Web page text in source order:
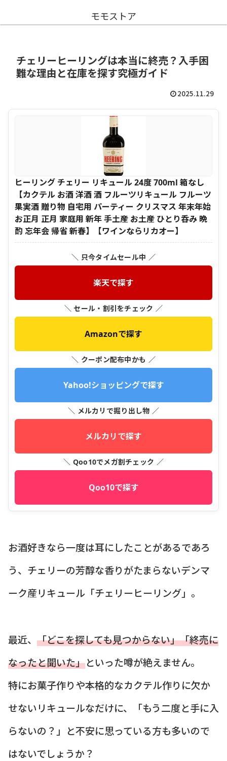
モモストア
チェリーヒーリングは本当に終売？入手困
難な理由と在庫を探す究極ガイド
2025.11.29
ヒーリング チェリー リキュール 24度 700ml 箱なし
【カクテル お酒 洋酒 酒 フルーツリキュール フルーツ
果実酒 贈り物 自宅用 パーティー クリスマス 年末年始
お正月 正月 家庭用 新年 手土産 お土産 ひとり呑み 晩
酌 忘年会 帰省 新春】【ワインならリカオー】
＼ 只今タイムセール中 ／
楽天で探す
＼ セール・割引をチェック ／
Amazonで探す
＼ クーポン配布中かも ／
Yahoo!ショッピングで探す
＼ メルカリで掘り出し物 ／
メルカリで探す
＼ Qoo10でメガ割チェック ／
Qoo10で探す
お酒好きなら一度は耳にしたことがあるであろ
う、チェリーの芳醇な香りがたまらないデンマ
ーク産リキュール「チェリーヒーリング」。
最近、 「どこを探しても見つからない」「終売に
なったと聞いた」といった噂が絶えません。
特にお菓子作りや本格的なカクテル作りに欠か
せないリキュールなだけに、「もう二度と手に入
らないの？」と不安に思っている方も多いので
はないでしょうか？